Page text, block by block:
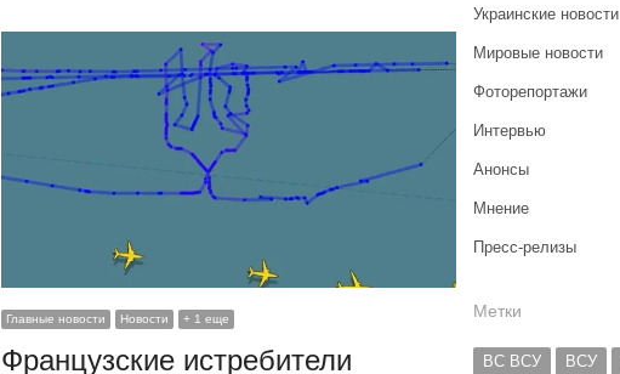
Главные новости Новости + 1 еще
Французские истребители
Украинские новости
Мировые новости
Фоторепортажи
Интервью
Анонсы
Мнение
Пресс-релизы
Метки
ВС ВСУ ВСУ